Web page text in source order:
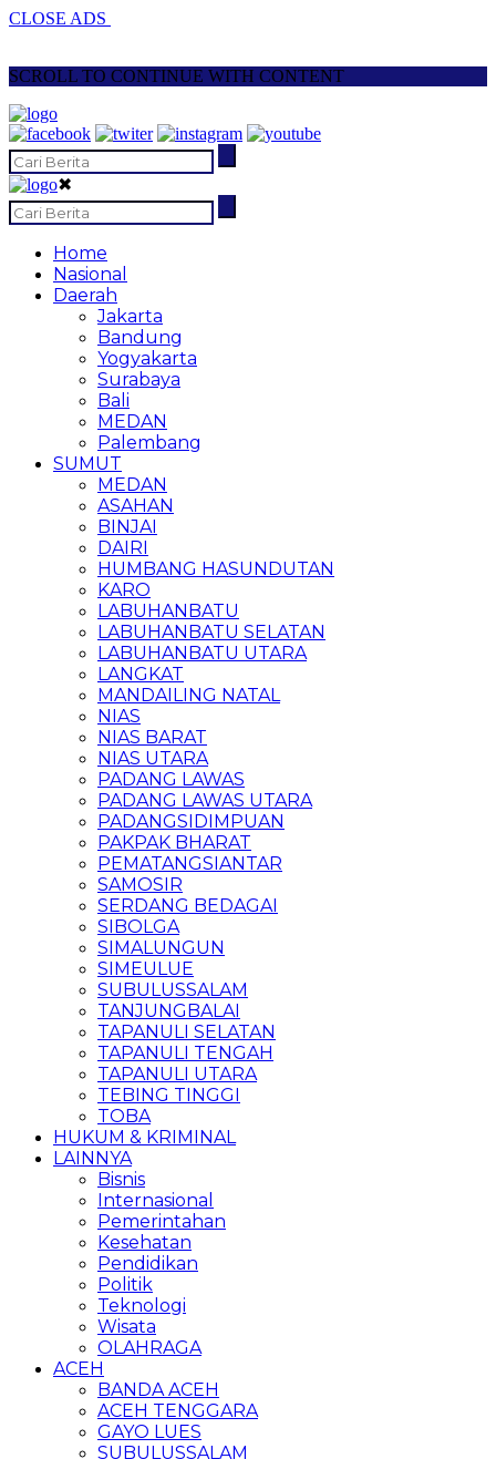
CLOSE ADS
SCROLL TO CONTINUE WITH CONTENT
✖
Home
Nasional
Daerah
Jakarta
Bandung
Yogyakarta
Surabaya
Bali
MEDAN
Palembang
SUMUT
MEDAN
ASAHAN
BINJAI
DAIRI
HUMBANG HASUNDUTAN
KARO
LABUHANBATU
LABUHANBATU SELATAN
LABUHANBATU UTARA
LANGKAT
MANDAILING NATAL
NIAS
NIAS BARAT
NIAS UTARA
PADANG LAWAS
PADANG LAWAS UTARA
PADANGSIDIMPUAN
PAKPAK BHARAT
PEMATANGSIANTAR
SAMOSIR
SERDANG BEDAGAI
SIBOLGA
SIMALUNGUN
SIMEULUE
SUBULUSSALAM
TANJUNGBALAI
TAPANULI SELATAN
TAPANULI TENGAH
TAPANULI UTARA
TEBING TINGGI
TOBA
HUKUM & KRIMINAL
LAINNYA
Bisnis
Internasional
Pemerintahan
Kesehatan
Pendidikan
Politik
Teknologi
Wisata
OLAHRAGA
ACEH
BANDA ACEH
ACEH TENGGARA
GAYO LUES
SUBULUSSALAM